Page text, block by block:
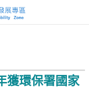
獲環保署國家